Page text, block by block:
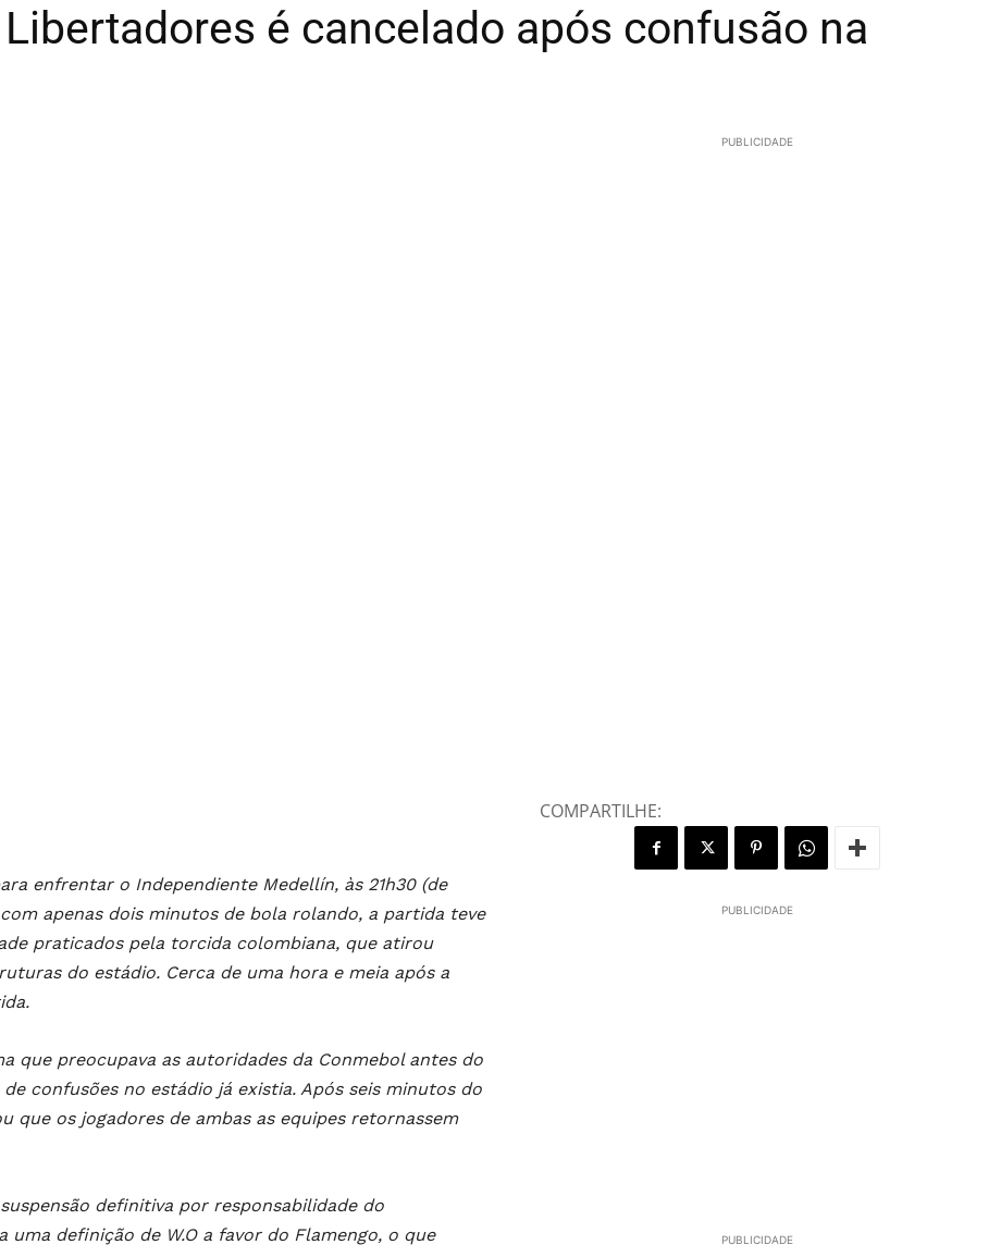
é cancelado após confusão na
PUBLICIDADE
enfrentar o Independiente Medellín, às 21h30 (de
apenas dois minutos de bola rolando, a partida teve
praticados pela torcida colombiana, que atirou
do estádio. Cerca de uma hora e meia após a
que preocupava as autoridades da Conmebol antes do
confusões no estádio já existia. Após seis minutos do
que os jogadores de ambas as equipes retornassem
definitiva por responsabilidade do
definição de W.O a favor do Flamengo, o que
COMPARTILHE:
PUBLICIDADE
PUBLICIDADE